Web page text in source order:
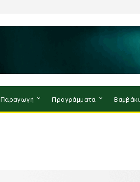
Παραγωγή Προγράμματα Βαμβάκι